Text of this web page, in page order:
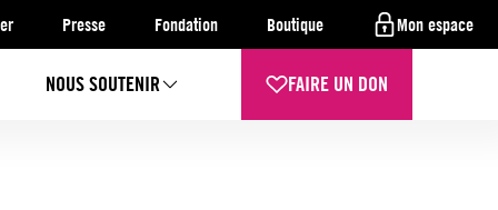
Presse Fondation Boutique Mon espace
NOUS SOUTENIR FAIRE UN DON